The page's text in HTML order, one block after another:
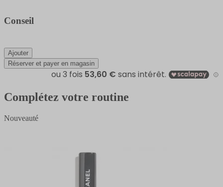
Conseil
Ajouter
Réserver et payer en magasin
Complétez votre routine
Nouveauté